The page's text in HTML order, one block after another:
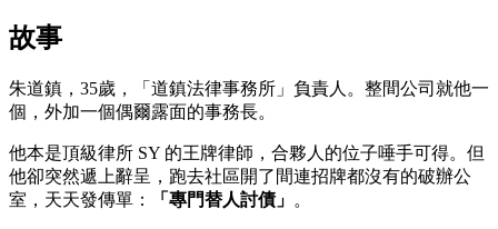
故事
朱道鎮，35歲，「道鎮法律事務所」負責人。整間公司就他一
個，外加一個偶爾露面的事務長。
他本是頂級律所 SY 的王牌律師，合夥人的位子唾手可得。但
他卻突然遞上辭呈，跑去社區開了間連招牌都沒有的破辦公
室，天天發傳單：
「專門替人討債」 。